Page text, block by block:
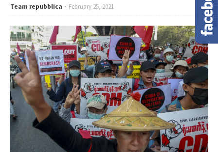
Team repubblica February 25, 2021